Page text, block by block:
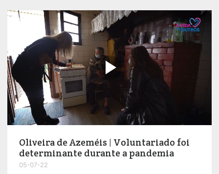

Oliveira de Azeméis | Voluntariado foi
determinante durante a pandemia
05-07-22